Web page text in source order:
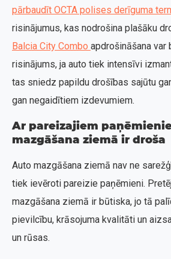
pārbaudīt OCTA polises derīguma
risinājumus, kas nodrošina plašāku
Balcia City Combo apdrošināšana var
risinājums, ja auto tiek intensīvi
tas sniedz papildu drošības sajūtu
gan negaidītiem izdevumiem.
Ar pareizajiem
mazgāšana ziemā ir droša
Auto mazgāšana ziemā nav ne
tiek ievēroti pareizie paņēmieni.
mazgāšana ziemā ir būtiska, jo tā
pievilcību, krāsojuma kvalitāti un
un rūsas.